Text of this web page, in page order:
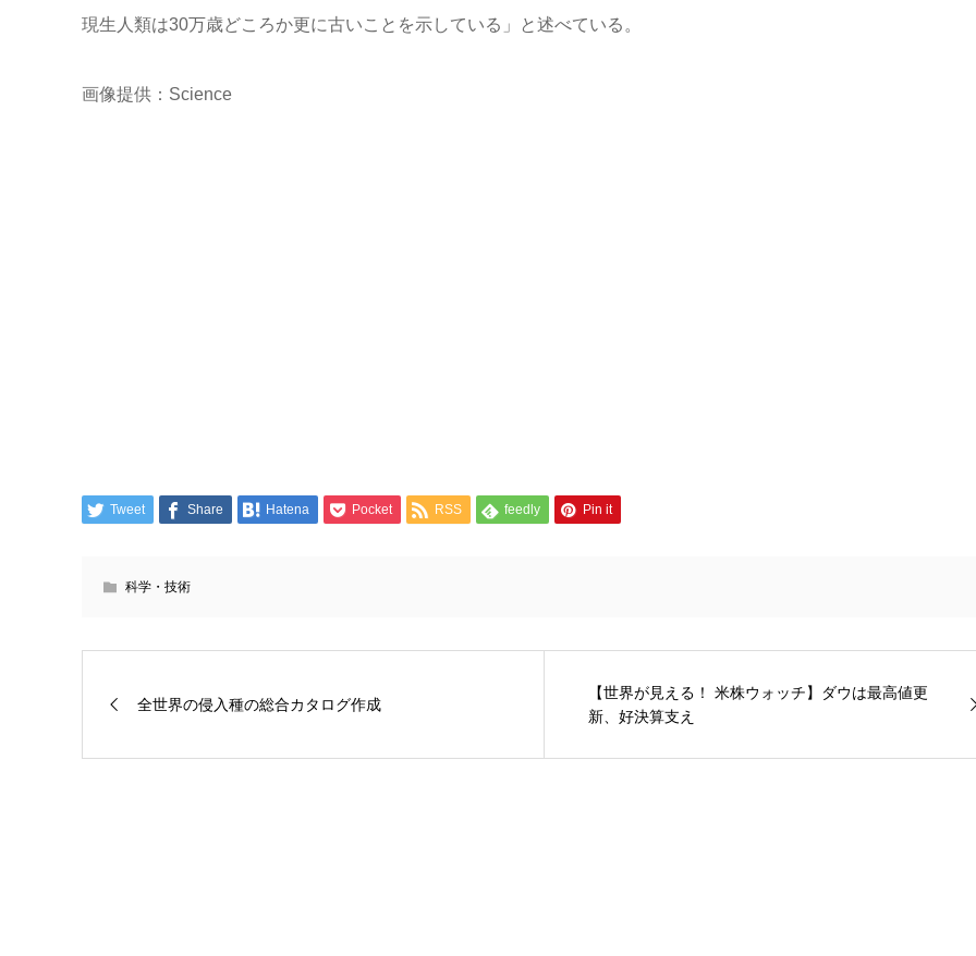
現生人類は30万歳どころか更に古いことを示している」と述べている。
画像提供：Science
Tweet Share Hatena Pocket RSS feedly Pin it
科学・技術
全世界の侵入種の総合カタログ作成
【世界が見える！ 米株ウォッチ】ダウは最高値更
新、好決算支え